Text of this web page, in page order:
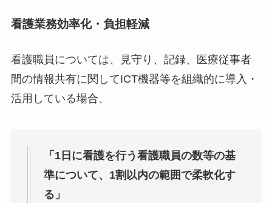
看護業務効率化・負担軽減
看護職員については、見守り、記録、医療従事者
間の情報共有に関してICT機器等を組織的に導入・
活用している場合、
「1日に看護を行う看護職員の数等の基
準について、1割以内の範囲で柔軟化す
る」